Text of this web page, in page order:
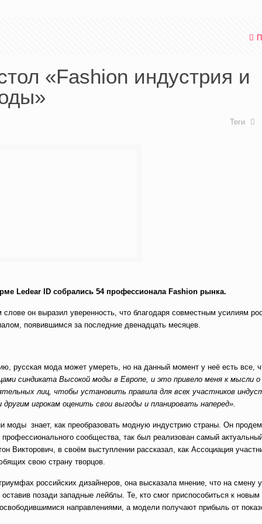
«Fashion индустрия и
Теги
Ledear ID собрались 54 профессионала Fashion рынка.
он выразил уверенность, что благодаря совместным усилиям
появившимся за последние двенадцать месяцев.
русская мода может умереть, но на данный момент у неё есть все,
синдиката Высокой моды в Европе, и это привело меня к мысли
лиц, чтобы установить правила для всех участников
игрокам оценить свои выгоды и планировать наперед».
моды знает, как преобразовать модную индустрию страны. Он
сообщества, так был реализован самый
Викторович, в своём выступлении рассказал, как Ассоциация
свою страну творцов.
российских дизайнеров, она высказала мнение, что на смену
позади западные лейблы. Те, кто смог приспособиться к
направлениями, а модели получают прибыль от